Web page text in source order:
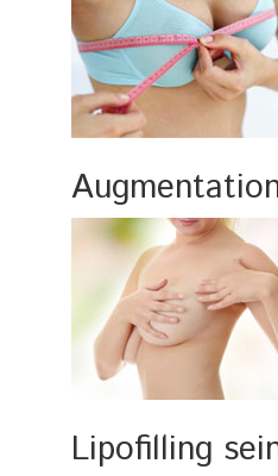
Lipofilling